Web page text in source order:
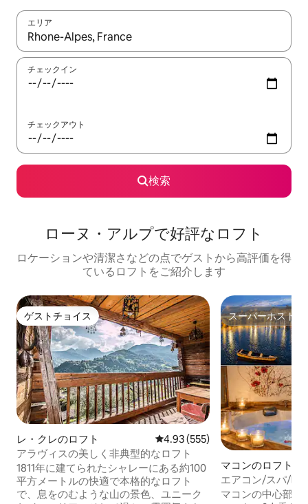
エリア
検索結果が表示されたら、上下の矢印キーを使って移動するか
チェックイン
チェックアウト
検索
ローヌ・アルプで好評なロフト
ロケーションや清潔さなどの点でゲストから高評価を得
ているロフトをご紹介します
ゲストチョイス
ゲストチョイス
レ・クレのロフト レビュー555件、5つ星中4.93つ
4.93 (555)
アラヴィスの美しく非典型的なロフト
1811年に建てられたシャレーにある約100
平方メートルの快適で本格的なロフト
で、息をのむような山の景色、ユニーク
スーパーホスト
スーパーホスト
マコンのロフト
エアコン/スパ/映
マコンの中心部に